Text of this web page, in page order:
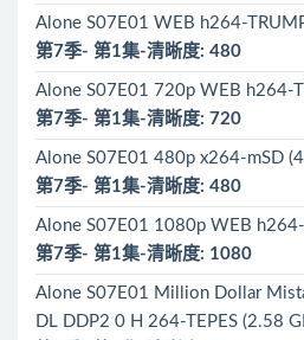
Alone S07E01 WEB h264-
第7季- 第1集-清晰度: 480
Alone S07E01 720p WEB h264-
第7季- 第1集-清晰度: 720
Alone S07E01 480p x264-mSD
第7季- 第1集-清晰度: 480
Alone S07E01 1080p WEB
第7季- 第1集-清晰度: 1080
Alone S07E01 Million Dollar
DL DDP2 0 H 264-TEPES (2.58